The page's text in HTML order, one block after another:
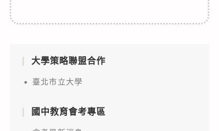
大學策略聯盟合作
臺北市立大學
國中教育會考專區